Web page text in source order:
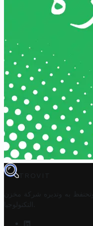
TROVIT
به وتديره
شركة مخزن
التكنولوجيا